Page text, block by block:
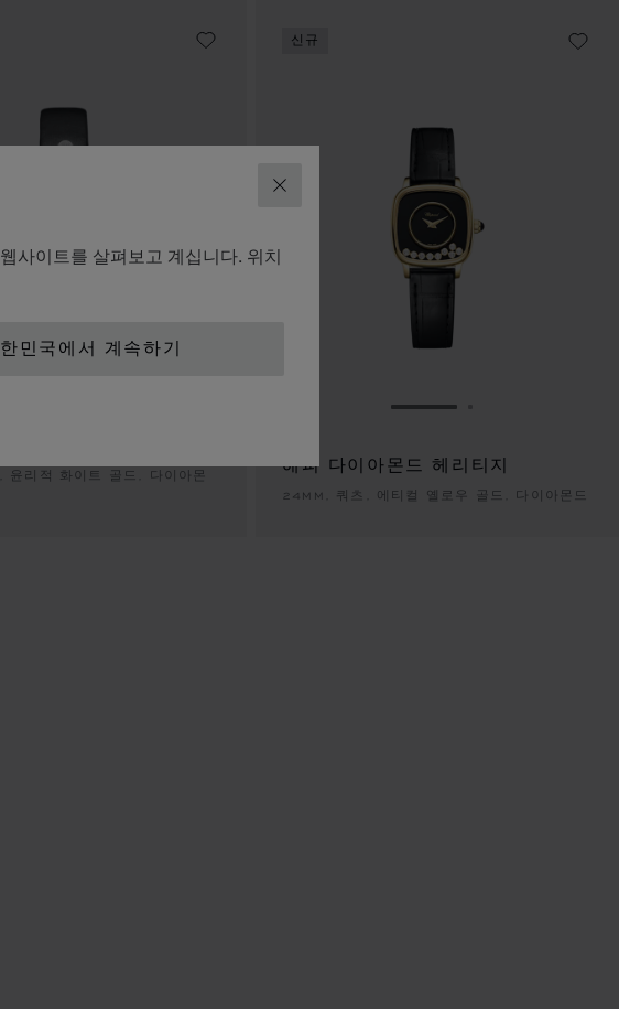
닫기
사이트를 살펴보고 계십니다. 위치
민국에서 계속하기
윤리적 화이트 골드, 다이아몬
신규
슬라이드로 이동 1
해피 다이아몬드 헤리티지
24MM, 쿼츠, 에티컬 옐로우 골드, 다이아몬드